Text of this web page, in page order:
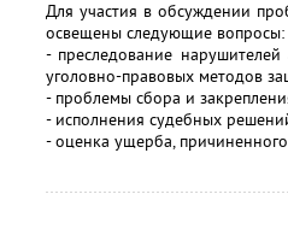
Для участия в обсуждении
освещены следующие вопросы:
- преследование
уголовно-правовых методов
- проблемы сбора и
- исполнения судебных
- оценка ущерба,